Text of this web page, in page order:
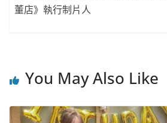
董店》執行制片人
You May Also Like